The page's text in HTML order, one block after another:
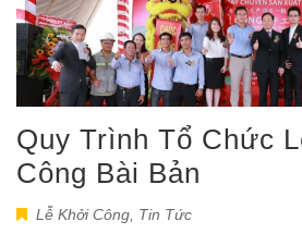
Quy Trình Tổ Chức
Công Bài Bản
Lễ Khởi Công Tin Tức